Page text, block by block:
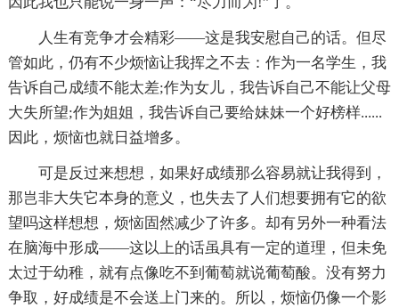
人生有竞争才会精彩——这是我安慰自己的话。但尽
管如此，仍有不少烦恼让我挥之不去：作为一名学生，我
告诉自己成绩不能太差;作为女儿，我告诉自己不能让父母
大失所望;作为姐姐，我告诉自己要给妹妹一个好榜样......
因此，烦恼也就日益增多。
可是反过来想想，如果好成绩那么容易就让我得到，
那岂非大失它本身的意义，也失去了人们想要拥有它的欲
望吗这样想想，烦恼固然减少了许多。却有另外一种看法
在脑海中形成——这以上的话虽具有一定的道理，但未免
太过于幼稚，就有点像吃不到葡萄就说葡萄酸。没有努力
争取，好成绩是不会送上门来的。所以，烦恼仍像一个影